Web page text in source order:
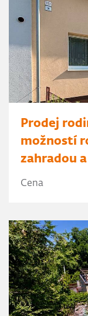
Prodej
možností
zahradou
Cena